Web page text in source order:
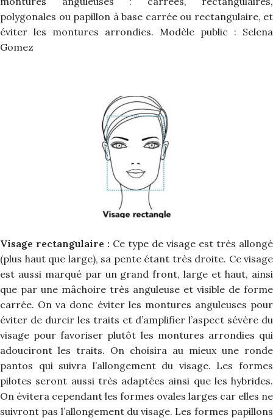
polygonales ou papillon à base carrée ou rectangulaire, et
éviter les montures arrondies. Modèle public : Selena
Gomez
Visage rectangulaire : Ce type de visage est très allongé
(plus haut que large), sa pente étant très droite. Ce visage
est aussi marqué par un grand front, large et haut, ainsi
que par une mâchoire très anguleuse et visible de forme
carrée. On va donc éviter les montures anguleuses pour
éviter de durcir les traits et d’amplifier l’aspect sévère du
visage pour favoriser plutôt les montures arrondies qui
adouciront les traits. On choisira au mieux une ronde
pantos qui suivra l’allongement du visage. Les formes
pilotes seront aussi très adaptées ainsi que les hybrides.
On évitera cependant les formes ovales larges car elles ne
suivront pas l’allongement du visage. Les formes papillons